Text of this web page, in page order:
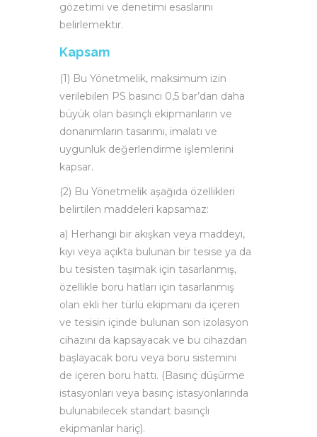
gözetimi ve denetimi esaslarını
belirlemektir.
Kapsam
(1) Bu Yönetmelik, maksimum izin
verilebilen PS basıncı 0,5 bar’dan daha
büyük olan basınçlı ekipmanların ve
donanımların tasarımı, imalatı ve
uygunluk değerlendirme işlemlerini
kapsar.
(2) Bu Yönetmelik aşağıda özellikleri
belirtilen maddeleri kapsamaz:
a) Herhangi bir akışkan veya maddeyi,
kıyı veya açıkta bulunan bir tesise ya da
bu tesisten taşımak için tasarlanmış,
özellikle boru hatları için tasarlanmış
olan ekli her türlü ekipmanı da içeren
ve tesisin içinde bulunan son izolasyon
cihazını da kapsayacak ve bu cihazdan
başlayacak boru veya boru sistemini
de içeren boru hattı. (Basınç düşürme
istasyonları veya basınç istasyonlarında
bulunabilecek standart basınçlı
ekipmanlar hariç).